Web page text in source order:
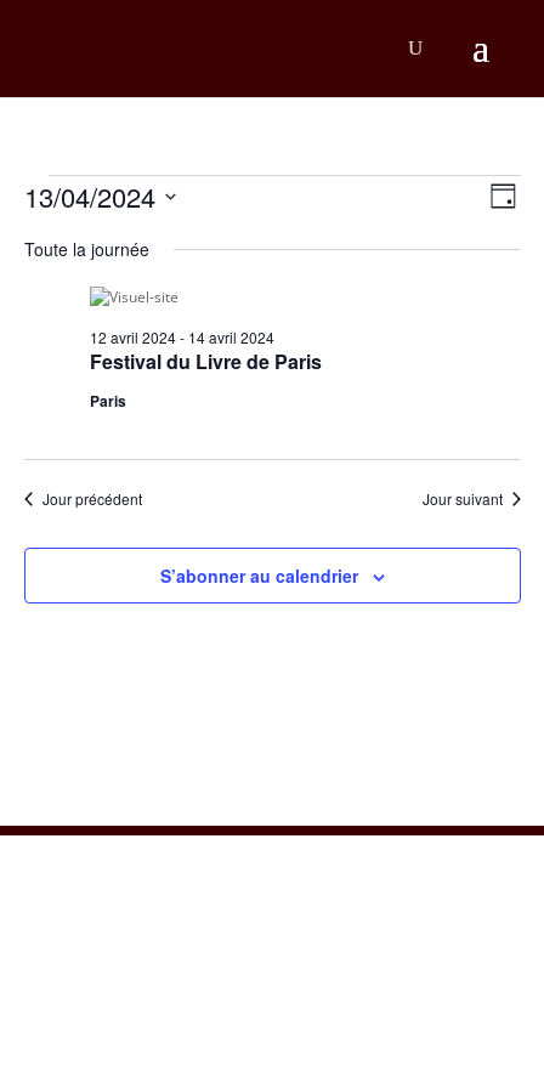
Évènements
for
avril
2024
Jour
13/04/2024
une
Toute la journée
Festival du Livre de Paris
12 avril 2024- 14 avril 2024
Paris
Jour précédent Jour suivant
S’abonner au calendrier